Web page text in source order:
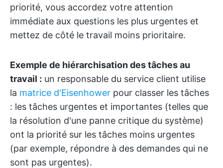
priorité, vous accordez votre attention
immédiate aux questions les plus urgentes et
mettez de côté le travail moins prioritaire.
Exemple de hiérarchisation des tâches au
travail : un responsable du service client utilise
la matrice d'Eisenhower pour classer les tâches
: les tâches urgentes et importantes (telles que
la résolution d'une panne critique du système)
ont la priorité sur les tâches moins urgentes
(par exemple, répondre à des demandes qui ne
sont pas urgentes).